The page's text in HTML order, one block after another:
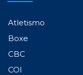
Atletismo
Boxe
CBC
COI